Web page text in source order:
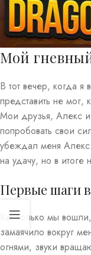
Мой
В тот вечер, когда я
представить не мог,
Мои друзья, Алекс и
попробовать свои
убеждал меня
на удачу, но в итоге
Первые шаги
Как только мы
замаячилo вокруг
огнями, звуки